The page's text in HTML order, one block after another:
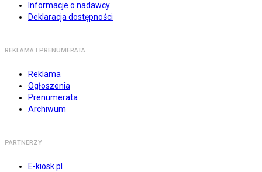
Informacje o nadawcy
Deklaracja dostępności
REKLAMA I PRENUMERATA
Reklama
Ogłoszenia
Prenumerata
Archiwum
PARTNERZY
E-kiosk.pl